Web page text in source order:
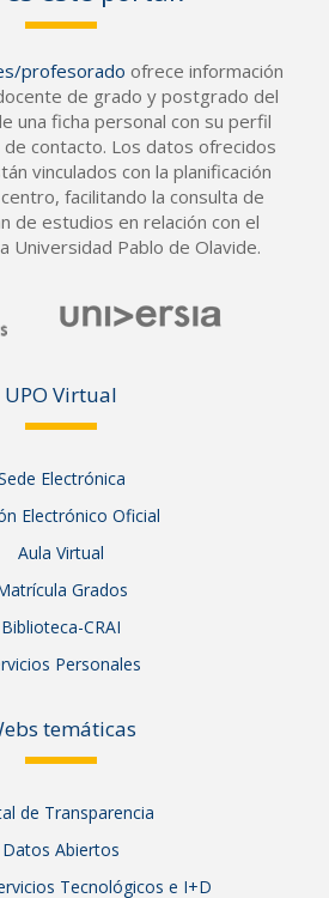
profesorado ofrece información
de grado y postgrado del
una ficha personal con su perfil
contacto. Los datos ofrecidos
vinculados con la planificación
facilitando la consulta de
de estudios en relación con el
Universidad Pablo de Olavide.
UPO Virtual
Electrónica
Electrónico Oficial
Aula Virtual
Grados
Biblioteca-CRAI
Personales
temáticas
de Transparencia
Datos Abiertos
Tecnológicos e I+D